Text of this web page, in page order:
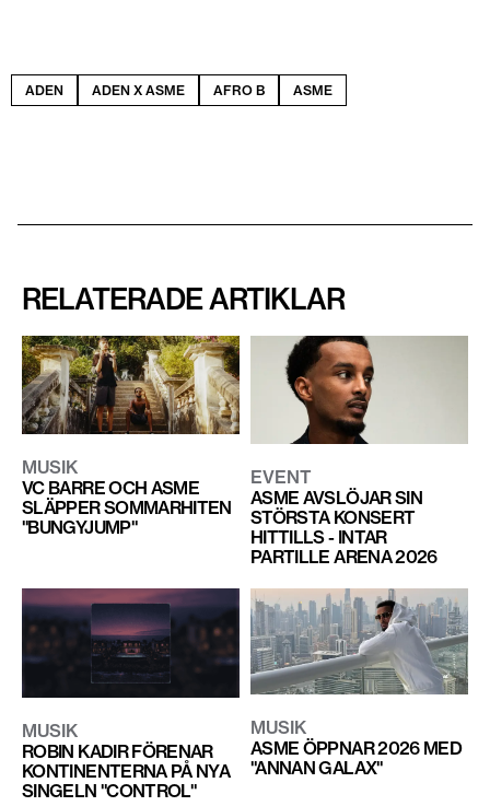
ADEN ADEN X ASME AFRO B ASME
RELATERADE ARTIKLAR
MUSIK
VC BARRE OCH ASME
SLÄPPER SOMMARHITEN
"BUNGYJUMP"
EVENT
ASME AVSLÖJAR SIN
STÖRSTA KONSERT
HITTILLS - INTAR
PARTILLE ARENA 2026
MUSIK
ROBIN KADIR FÖRENAR
KONTINENTERNA PÅ NYA
SINGELN "CONTROL"
MUSIK
ASME ÖPPNAR 2026 MED
"ANNAN GALAX"